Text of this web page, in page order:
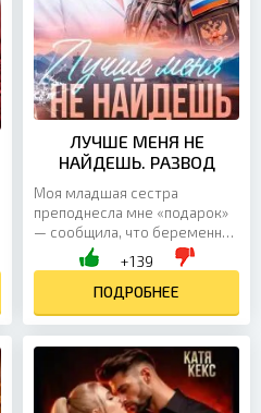
ЛУЧШЕ МЕНЯ НЕ
НАЙДЕШЬ. РАЗВОД
Моя младшая сестра
преподнесла мне «подарок»
— сообщила, что беременна
от моего мужа. С улыбкой.
При нём. При моей матери,
которая решила, что так...
+139
ПОДРОБНЕЕ